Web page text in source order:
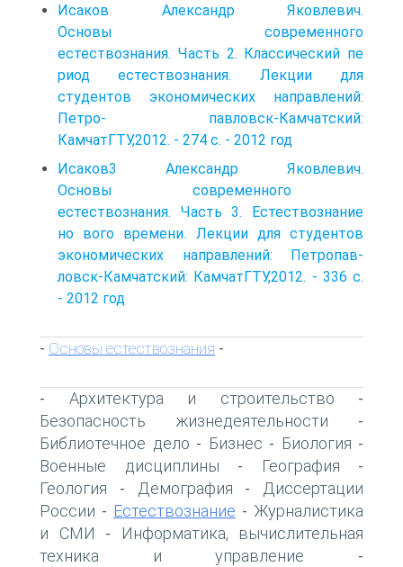
Исаков Александр Яковлевич.
Основы современного
естествознания. Часть 2. Классический пе
риод естествознания. Лекции для
студентов экономических направлений:
Петро- павловск-Камчатский:
КамчатГТУ,2012. - 274 с. - 2012 год
Исаков3 Александр Яковлевич.
Основы современного
естествознания. Часть 3. Естествознание
но вого времени. Лекции для студентов
экономических направлений: Петропав-
ловск-Камчатский: КамчатГТУ,2012. - 336 с.
- 2012 год
- Основы естествознания -
- Архитектура и строительство -
Безопасность жизнедеятельности -
Библиотечное дело - Бизнес - Биология -
Военные дисциплины - География -
Геология - Демография -
Диссертации
России - Естествознание - Журналистика
и СМИ -
Информатика, вычислительная
техника и управление -